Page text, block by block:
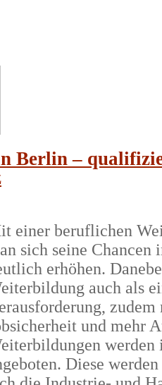
Berlin –
einer beruflichen
sich seine Chancen
erhöhen.
auch als
zudem
und mehr
werden
Diese